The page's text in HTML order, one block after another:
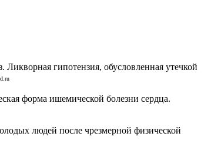
гипотензия, обусловленная утечкой
форма ишемической болезни сердца.
людей после чрезмерной физической